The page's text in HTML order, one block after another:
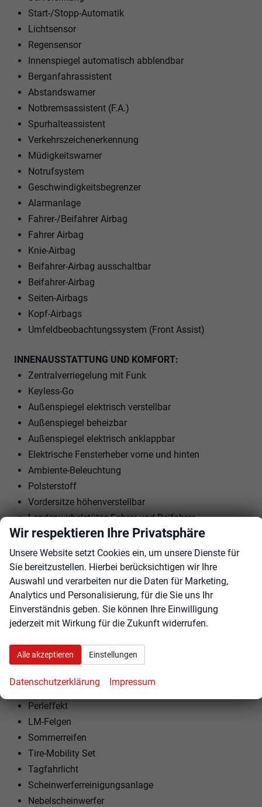
Start-/Stopp-Automatik
Lichtsensor
Regensensor
Innenspiegel automatisch abblendbar
Berganfahrassistent
Abstandswarner
Notbremsassistent (F.A.)
Spurhalteassistent
Verkehrszeichenerkennung
Müdigkeitswarner
Notrufsystem
Geschwindigkeitsbegrenzer
Alarmanlage
Fahrer-/Beifahrer Airbag
Fahrer Airbag
Knie-Airbag
Beifahrer-Airbag ausschaltbar
Beifahrer-Airbag
Seiten-Airbags
Kopf-Airbags
Umfeldbeobachtungssystem (Front Assist)
INNENAUSSTATTUNG UND KOMFORT:
Zentralverriegelung mit Funk
Keyless-Go
Außenspiegel elektrisch verstellbar
Außenspiegel beheizbar
Außenspiegel elektrisch anklappbar
Elektrische Fensterheber vorne und hinten
Ambiente-Beleuchtung
Polsterstoff
Vordersitze höhenverstellbar
Lendenwirbelstütze Fahrer und Beifahrer
Armlehnen vorne und hinten
Kindersitzvorbereitung (ISOFIX)
Rücksitzbank teilbar
Lenkrad höhenverstellbar
Lenkradheizung
Schaltwippen am Lenkrad
EXTRAS:
Dachreling
Variabler Ladeboden
Perleffekt
LM-Felgen
Sommerreifen
Tire-Mobility Set
Tagfahrlicht
Scheinwerferreinigungsanlage
Nebelscheinwerfer
Wir respektieren Ihre Privatsphäre
Unsere Website setzt Cookies ein, um unsere Dienste für
Sie bereitzustellen. Hierbei berücksichtigen wir Ihre
Auswahl und verarbeiten nur die Daten für Marketing,
Analytics und Personalisierung, für die Sie uns Ihr
Einverständnis geben. Sie können Ihre Einwilligung
jederzeit mit Wirkung für die Zukunft widerrufen.
Alle akzeptieren Einstellungen
Datenschutzerklärung Impressum